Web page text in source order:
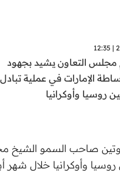
مجلس التعاون يشيد بجهود
الإمارات في عملية تبادل
روسيا وأوكرانيا
صاحب السمو الشيخ
روسيا وأوكرانيا خلال